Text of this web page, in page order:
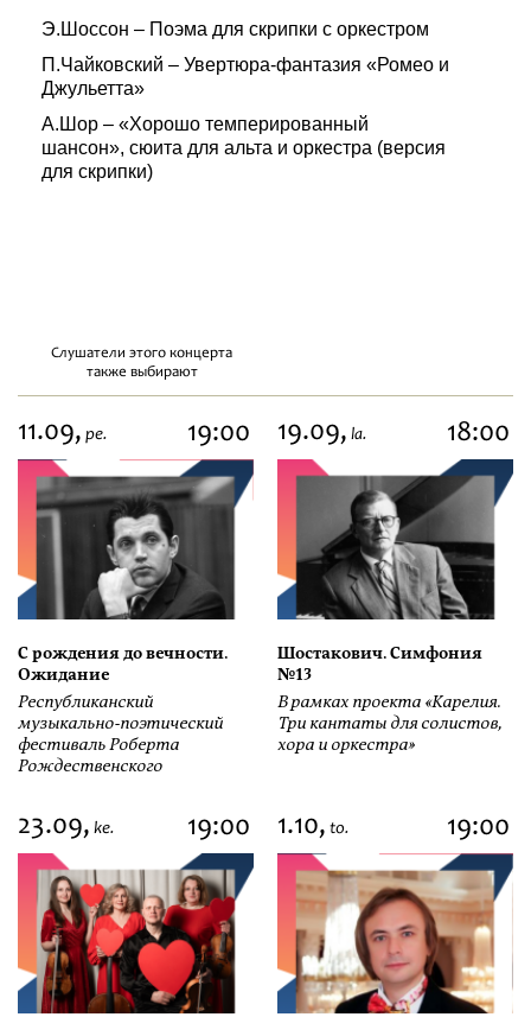
Э.Шоссон – Поэма для скрипки с оркестром
П.Чайковский – Увертюра-фантазия «Ромео и
Джульетта»
А.Шор – «Хорошо темперированный
шансон», сюита для альта и оркестра (версия
для скрипки)
Слушатели этого концерта
также выбирают
11.09, pe. 19:00
С рождения до вечности.
Ожидание
Республиканский
музыкально-поэтический
фестиваль Роберта
Рождественского
19.09, la. 18:00
Шостакович. Симфония
№13
В рамках проекта «Карелия.
Три кантаты для солистов,
хора и оркестра»
23.09, ke. 19:00 1.10, to. 19:00